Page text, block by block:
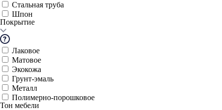
Стальная труба
Шпон
Покрытие
Лаковое
Матовое
Экокожа
Грунт-эмаль
Металл
Полимерно-порошковое
Тон мебели